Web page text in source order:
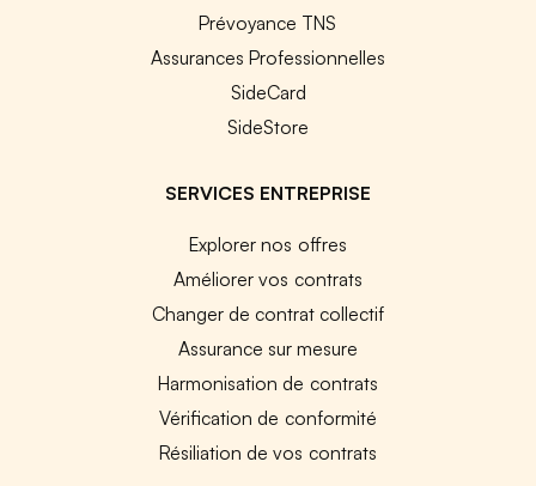
Prévoyance TNS
Assurances Professionnelles
SideCard
SideStore
SERVICES ENTREPRISE
Explorer nos offres
Améliorer vos contrats
Changer de contrat collectif
Assurance sur mesure
Harmonisation de contrats
Vérification de conformité
Résiliation de vos contrats